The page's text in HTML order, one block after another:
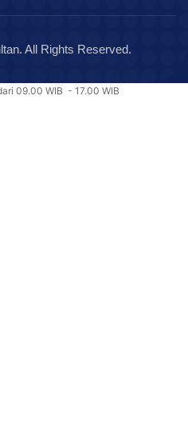
All Rights Reserved.
09.00 WIB - 17.00 WIB